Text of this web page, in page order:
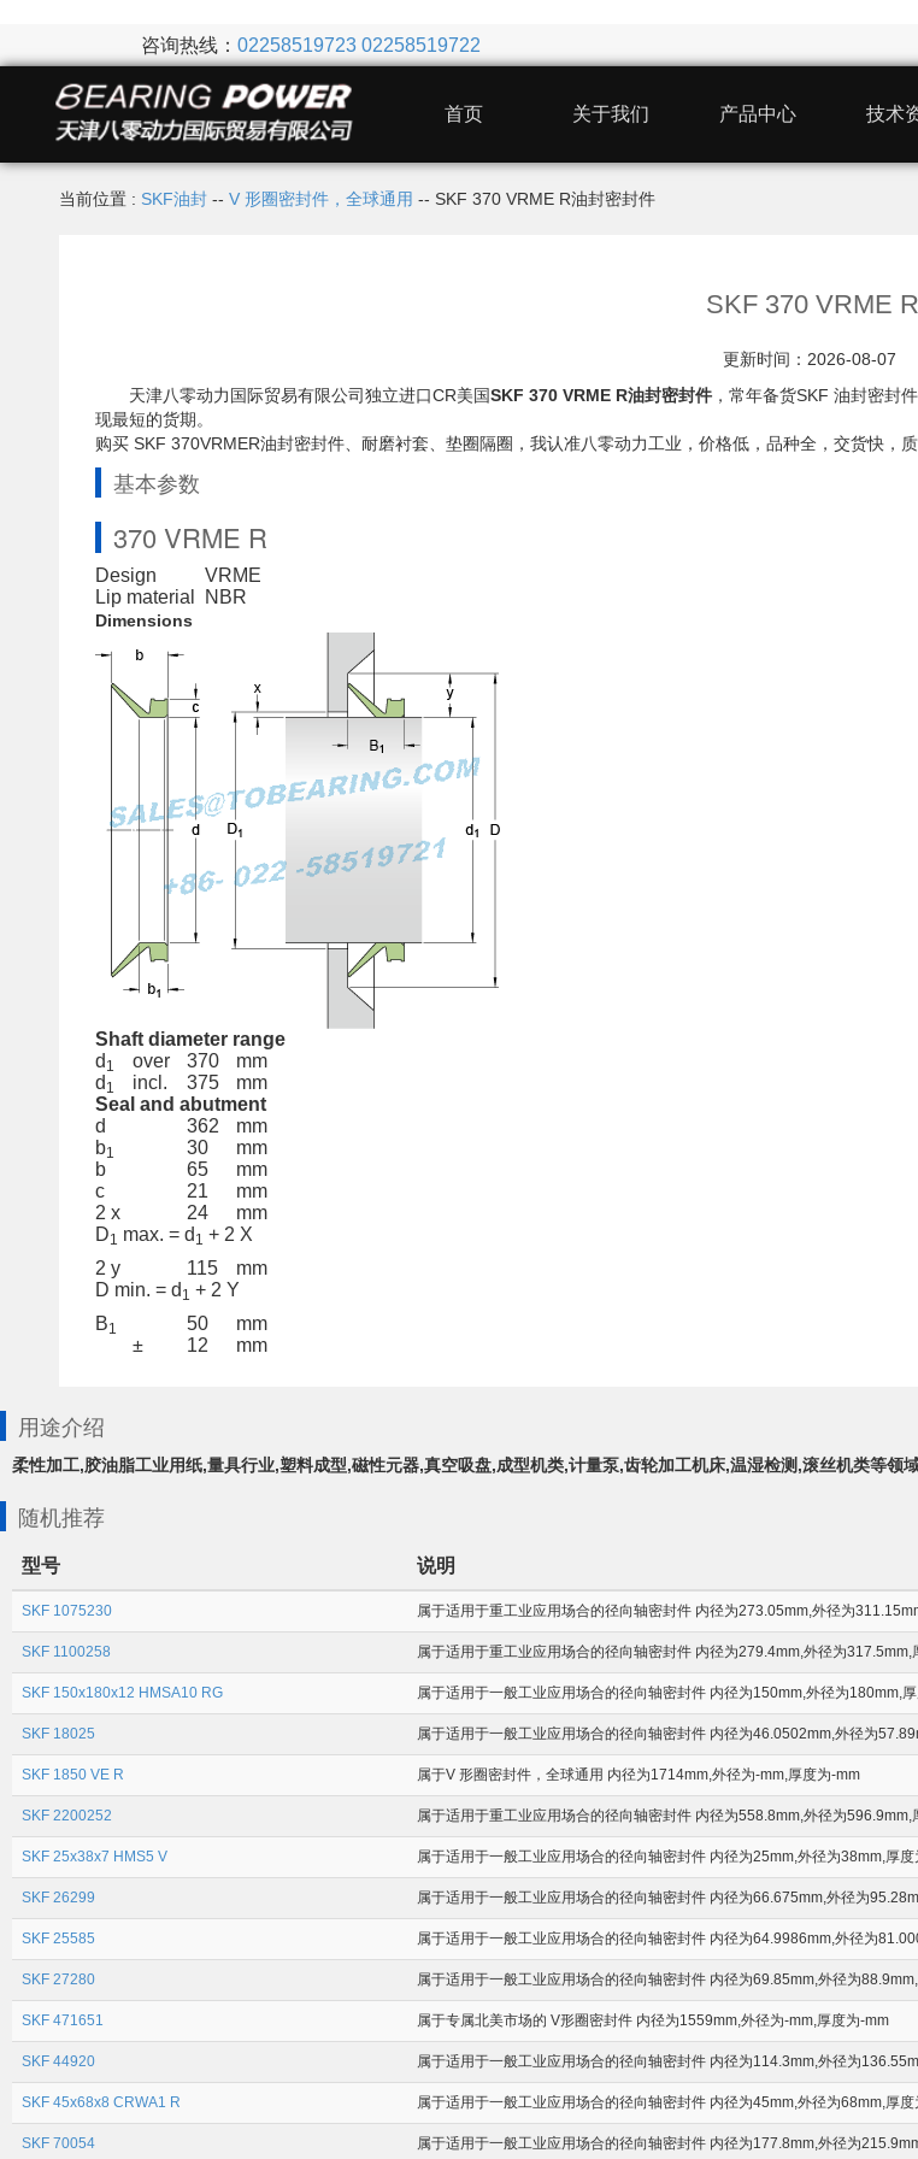
咨询热线： 02258519723 02258519722
首页 关于我们 产品中心 技术
当前位置 : SKF油封-- V 形圈密封件，全球通用 -- SKF 370 VRME R油封密封件
SKF 370 VRME R
更新时间：2026-08-07
天津八零动力国际贸易有限公司独立进口CR美国SKF 370 VRME R油封密封件，常年备货SKF 油封密封
现最短的货期。
购买 SKF 370VRMER油封密封件、耐磨衬套、垫圈隔圈，我认准八零动力工业，价格低，品种全，交货快，
基本参数
370 VRME R
Design
VRME
Lip material
NBR
Dimensions
Shaft diameter range
d 1 over 370
mm
d 1 incl. 375
mm
Seal and abutment
d
362
mm
b1 30
mm
b
65
mm
c
21
mm
2 x
24
mm
D1 max. = d 1 + 2 X
2 y
115
mm
D min. = d 1 + 2 Y
B1 50
mm
±
12 mm
用途介绍
柔性加工,胶油脂工业用纸,量具行业,塑料成型,磁性元器,真空吸盘,成型机类,计量泵,齿轮加工机床,温湿检测,滚丝机类等领
随机推荐
型号 说明
SKF 1075230 属于适用于重工业应用场合的径向轴密封件 内径为273.05mm,外径为
SKF 1100258 属于适用于重工业应用场合的径向轴密封件 内径为279.4mm,外径为317.5mm,
SKF 150x180x12 HMSA10 RG 属于适用于一般工业应用场合的径向轴密封件 内径为150mm,外径为180mm,
SKF 18025 属于适用于一般工业应用场合的径向轴密封件 内径为46.0502mm,外径为
SKF 1850 VE R 属于V 形圈密封件，全球通用 内径为1714mm,外径为-mm,厚度为-mm
SKF 2200252 属于适用于重工业应用场合的径向轴密封件 内径为558.8mm,外径为596.9mm,
SKF 25x38x7 HMS5 V 属于适用于一般工业应用场合的径向轴密封件 内径为25mm,外径为38mm,厚
SKF 26299 属于适用于一般工业应用场合的径向轴密封件 内径为66.675mm,外径为
SKF 25585 属于适用于一般工业应用场合的径向轴密封件 内径为64.9986mm,外径为
SKF 27280 属于适用于一般工业应用场合的径向轴密封件 内径为69.85mm,外径为
SKF 471651 属于专属北美市场的 V形圈密封件 内径为1559mm,外径为-mm,厚度为-mm
SKF 44920 属于适用于一般工业应用场合的径向轴密封件 内径为114.3mm,外径为
SKF 45x68x8 CRWA1 R 属于适用于一般工业应用场合的径向轴密封件 内径为45mm,外径为68mm,厚
SKF 70054 属于适用于一般工业应用场合的径向轴密封件 内径为177.8mm,外径为